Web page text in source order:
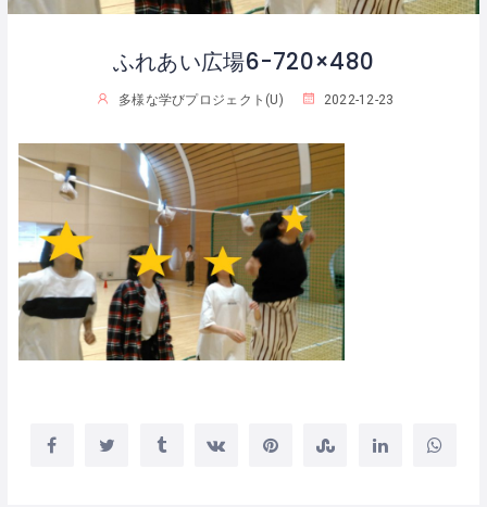
ふれあい広場6-720×480
多様な学びプロジェクト(U) 2022-12-23